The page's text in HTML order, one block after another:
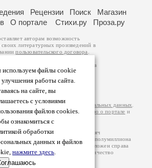
файлы cookie
улучшения работы сайта.
на сайте, вы
с условиями
файлов cookies.
ознакомиться с
обработки
данных и файлов
нажмите здесь.
Рецензии Поиск
Магазин
О портале Стихи.ру Проза.ру
авторам возможность
литературных произведений в
пользовательского договора
принадлежат авторам
. Перепечатка произведений возможна
к которому вы можете
странице. Ответственность за
несут самостоятельно на
изаконодательства
Политики обработки персональных данных
более подробнуюинформацию о портале и
Проза.ру – порядка 100 тысяч
общей сумме просматривают более полумиллиона
посещаемости, который расположен справа
графе указано по две цифры: количество
посетителей.